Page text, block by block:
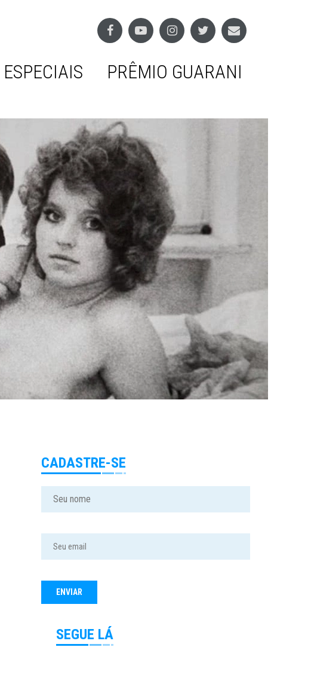
ESPECIAIS PRÊMIO GUARANI
CADASTRE-SE
SEGUE LÁ